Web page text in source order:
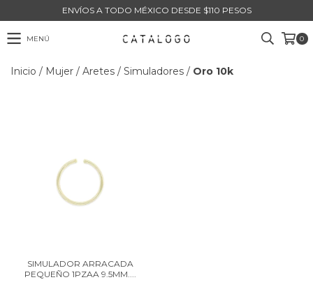
ENVÍOS A TODO MÉXICO DESDE $110 PESOS
MENÚ 0
Inicio / Mujer / Aretes / Simuladores / Oro 10k
SIMULADOR ARRACADA
PEQUEÑO 1PZAA 9.5MM....